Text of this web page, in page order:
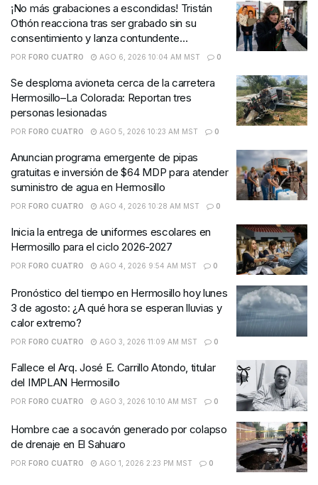
¡No más grabaciones a escondidas! Tristán
Othón reacciona tras ser grabado sin su
consentimiento y lanza contundente
advertencia
POR FORO CUATRO AGO 6, 2026 10:04 AM MST 0
Se desploma avioneta cerca de la carretera
Hermosillo–La Colorada: Reportan tres
personas lesionadas
POR FORO CUATRO AGO 5, 2026 10:23 AM MST 0
Anuncian programa emergente de pipas
gratuitas e inversión de $64 MDP para atender
suministro de agua en Hermosillo
POR FORO CUATRO AGO 4, 2026 10:28 AM MST 0
Inicia la entrega de uniformes escolares en
Hermosillo para el ciclo 2026-2027
POR FORO CUATRO AGO 4, 2026 9:54 AM MST 0
Pronóstico del tiempo en Hermosillo hoy lunes
3 de agosto: ¿A qué hora se esperan lluvias y
calor extremo?
POR FORO CUATRO AGO 3, 2026 11:09 AM MST 0
Fallece el Arq. José E. Carrillo Atondo, titular
del IMPLAN Hermosillo
POR FORO CUATRO AGO 3, 2026 10:10 AM MST 0
Hombre cae a socavón generado por colapso
de drenaje en El Sahuaro
POR FORO CUATRO AGO 1, 2026 2:23 PM MST 0